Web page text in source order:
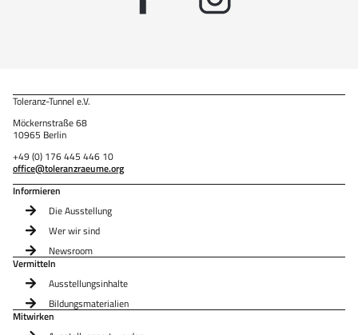
Toleranz-Tunnel e.V.
Möckernstraße 68
10965 Berlin
+49 (0) 176 445 446 10
office@toleranzraeume.org
Informieren
Die Ausstellung
Wer wir sind
Newsroom
Vermitteln
Ausstellungsinhalte
Bildungsmaterialien
Mitwirken